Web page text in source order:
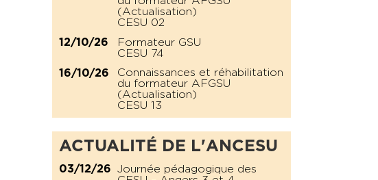
(Actualisation)
CESU 02
12/10/26
Formateur GSU
CESU 74
16/10/26
Connaissances et réhabilitation
du formateur AFGSU
(Actualisation)
CESU 13
ACTUALITÉ DE L'ANCESU
03/12/26
Journée pédagogique des